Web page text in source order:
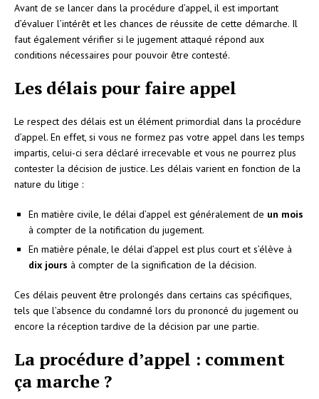
Avant de se lancer dans la procédure d’appel, il est important
d’évaluer l’intérêt et les chances de réussite de cette démarche. Il
faut également vérifier si le jugement attaqué répond aux
conditions nécessaires pour pouvoir être contesté.
Les délais pour faire appel
Le respect des délais est un élément primordial dans la procédure
d’appel. En effet, si vous ne formez pas votre appel dans les temps
impartis, celui-ci sera déclaré irrecevable et vous ne pourrez plus
contester la décision de justice. Les délais varient en fonction de la
nature du litige :
En matière civile, le délai d’appel est généralement de un mois
à compter de la notification du jugement.
En matière pénale, le délai d’appel est plus court et s’élève à
dix jours à compter de la signification de la décision.
Ces délais peuvent être prolongés dans certains cas spécifiques,
tels que l’absence du condamné lors du prononcé du jugement ou
encore la réception tardive de la décision par une partie.
La procédure d’appel : comment
ça marche ?